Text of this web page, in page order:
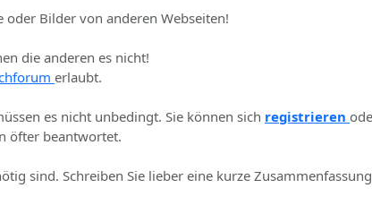
oder Bilder von anderen Webseiten!
die anderen es nicht!
erlaubt.
es nicht unbedingt. Sie können sich registrieren
öfter beantwortet.
sind. Schreiben Sie lieber eine kurze